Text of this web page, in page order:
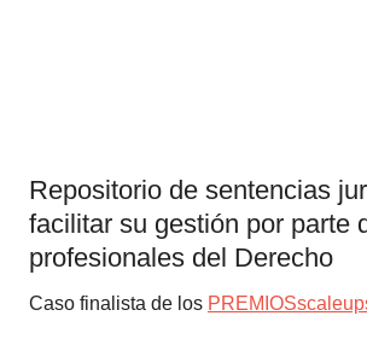
Repositorio de sentencias
facilitar su gestión por parte
profesionales del Derecho
Caso finalista de los